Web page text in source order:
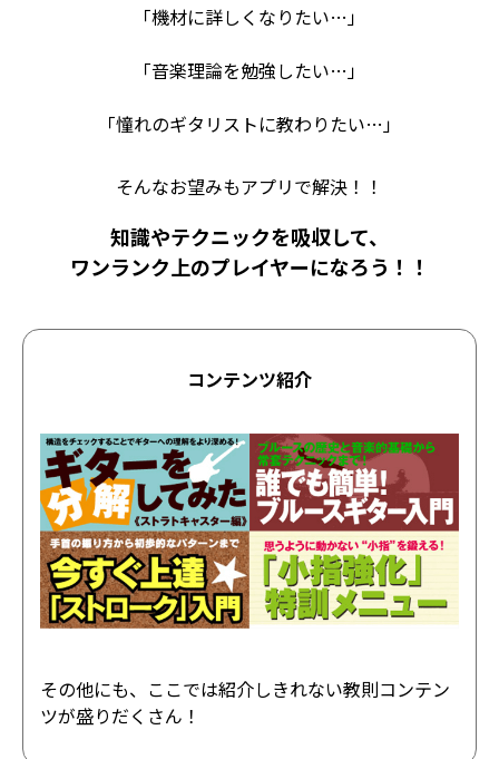
「機材に詳しくなりたい…」
「音楽理論を勉強したい…」
「憧れのギタリストに教わりたい…」
そんなお望みもアプリで解決！！
知識やテクニックを吸収して、
ワンランク上のプレイヤーになろう！！
コンテンツ紹介
その他にも、ここでは紹介しきれない教則コンテン
ツが盛りだくさん！